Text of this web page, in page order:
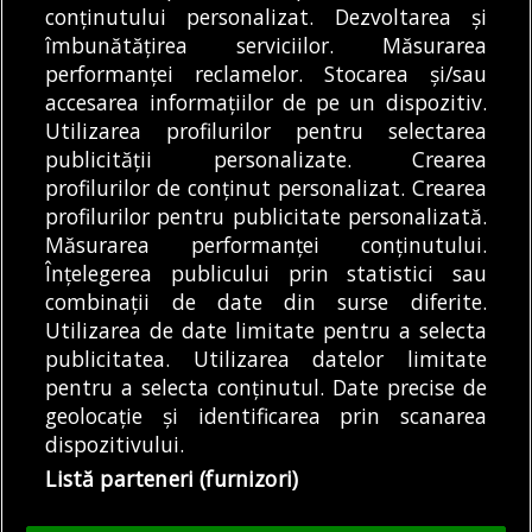
Consiliul Local Sector 1
a votat miercuri o
hotărâre prin care se...
pemtru plimbările
gratuite cu caiacul și
canoea...
DEDIANA MATEI 06/08/2026
MODIFICĂ SETĂRILE COOKIES
© Copyright 2025 - Buletin de București.
Găzduit dePresslabs.com. Powered by TRS Design.
Despre
Noi
Media
Kit
Politică De
Confidențialitate
Cookie
Policy (EU)
Cookie
Policy
Tweet
Facebook
Share this selection
Tweet
conținutului personalizat. Dezvoltarea și
îmbunătățirea serviciilor. Măsurarea
performanței reclamelor. Stocarea și/sau
accesarea informațiilor de pe un dispozitiv.
Utilizarea profilurilor pentru selectarea
publicității personalizate. Crearea
profilurilor de conținut personalizat. Crearea
profilurilor pentru publicitate personalizată.
Măsurarea performanței conținutului.
Înțelegerea publicului prin statistici sau
combinații de date din surse diferite.
Utilizarea de date limitate pentru a selecta
publicitatea. Utilizarea datelor limitate
pentru a selecta conținutul. Date precise de
geolocație și identificarea prin scanarea
dispozitivului.
Listă parteneri (furnizori)